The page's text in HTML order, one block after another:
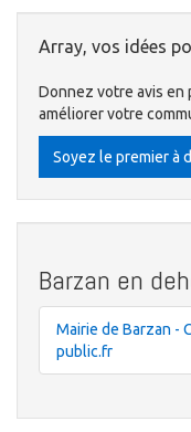
Array, vos idées
Donnez votre avis en
améliorer votre
Soyez le premier à
Barzan en
Mairie de Barzan -
public.fr